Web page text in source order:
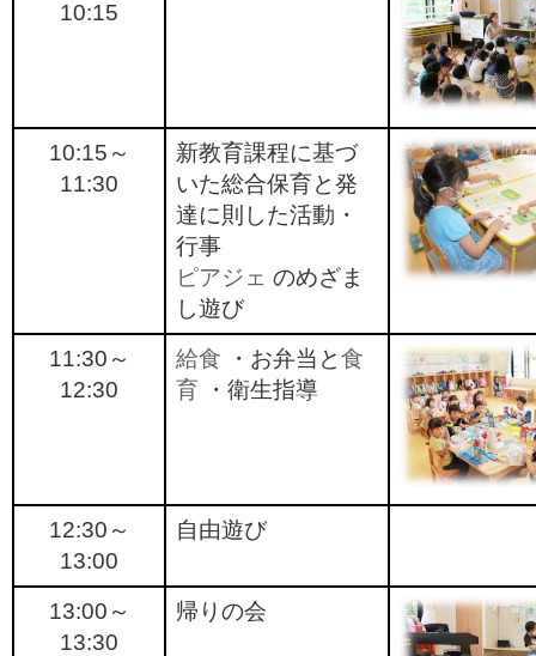
10:15
10:15～
11:30
新教育課程に基づ
いた総合保育と発
達に則した活動・
行事
ピアジェ のめざま
し遊び
11:30～
12:30
給食 ・お弁当と食
育 ・衛生指導
12:30～
13:00
自由遊び
13:00～
13:30
帰りの会